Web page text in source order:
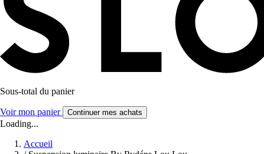
Sous-total du panier
Voir mon panier Continuer mes achats
Loading...
Accueil